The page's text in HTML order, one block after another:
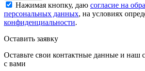
Нажимая кнопку, даю согласие на
персональных данных, на условиях
конфиденциальности.
Оставить заявку
Оставьте свои контактные данные и наш
с вами